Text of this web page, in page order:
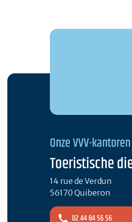
Onze VVV-kantoren
Toeristische
14 rue de Verdun
56170 Quiberon
02 44 84 56 56